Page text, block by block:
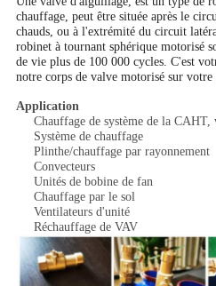
chauffage, peut être située après le
chauds, ou à l'extrémité du circuit
robinet à tournant sphérique motorisé
de vie plus de 100 000 cycles. C'est
notre corps de valve motorisé sur votre
Application
Chauffage de système de la
Système de chauffage
Plinthe/chauffage par rayonnement
Convecteurs
Unités de bobine de fan
Chauffage par le sol
Ventilateurs d'unité
Réchauffage de VAV